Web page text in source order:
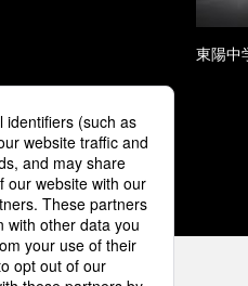
東陽中